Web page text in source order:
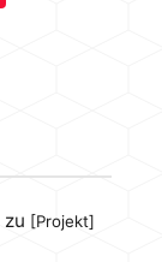
zu [Projekt]